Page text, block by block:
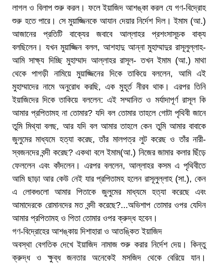
লাগল ও বিলাপ শুরু করল। ফলে ইয়াজিদ আশঙ্কা করল যে গণ-বিদ্রোহ
শুরু হতে পারে। সে মুয়াজ্জিনকে আযান দেয়ার নির্দেশ দিল। ইমাম (আ.)
আজানের প্রতিটি বাক্যের জবাবে আল্লাহর প্রশংসাসূচক বাক্য
বলছিলেন। যখন মুয়াজ্জিন বলল, আশহাদু আন্না মুহাম্মাদুর রাসূলুল্লাহ-
আমি সাক্ষ্য দিচ্ছি মুহাম্মাদ আল্লাহর রাসূল- তখন ইমাম (আ.) মাথা
থেকে পাগড়ী নামিয়ে মুয়াজ্জিনের দিকে তাকিয়ে বললেন, আমি এই
মুহাম্মাদের নামে অনুরোধ করছি, এক মুহূর্ত নীরব থাক। এরপর তিনি
ইয়াজিদের দিকে তাকিয়ে বললেন: এই সম্মানিত ও মর্যাদাপূর্ণ রাসূল কি
আমার প্রপিতামহ না তোমার? যদি বল তোমার তাহলে গোটা পৃথিবী জানে
তুমি মিথ্যা বলছ, আর যদি বল আমার তাহলে কেন তুমি আমার বাবাকে
জুলুমের মাধ্যমে হত্যা করেছ, তাঁর মালপত্র লুট করেছ ও তাঁর নারী-
স্বজনদের বন্দী করেছ? একথা বলে ইমাম(আ.) নিজের জামার কলার ছিঁড়ে
ফেললেন এবং কাঁদলেন। এরপর বললেন, আল্লাহর কসম এ পৃথিবীতে
আমি ছাড়া আর কেউ নেই যার প্রপিতামহ হলেন রাসূলুল্লাহ (সা.), কেন
এ লোকগুলো আমার পিতাকে জুলুমের মাধ্যমে হত্যা করেছে এবং
আমাদেরকে রোমানদের মত বন্দী করেছে?...অভিশাপ তোমার ওপর যেদিন
আমার প্রপিতামহ ও পিতা তোমার ওপর ক্রুদ্ধ হবেন।
গণ-বিদ্রোহের আশঙ্কায় দিশাহারা ও আতঙ্কিত ইয়াজিদ
অবস্থা বেগতিক দেখে ইয়াজিদ নামাজ শুরু করার নির্দেশ দেয়। কিন্তু
ক্রুদ্ধ ও ক্ষুব্ধ জনতার অনেকেই মসজিদ থেকে বেরিয়ে যান।